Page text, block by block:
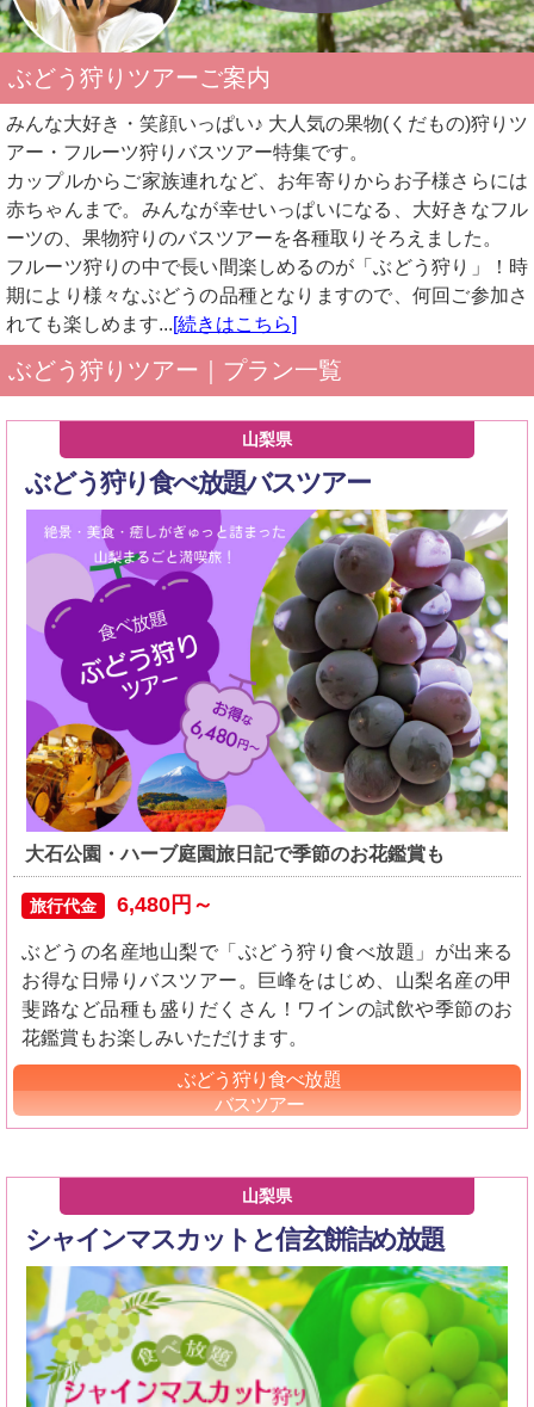
ぶどう狩りツアーご案内
みんな大好き・笑顔いっぱい♪ 大人気の果物(くだもの)狩りツ
アー・フルーツ狩りバスツアー特集です。
カップルからご家族連れなど、お年寄りからお子様さらには
赤ちゃんまで。みんなが幸せいっぱいになる、大好きなフル
ーツの、果物狩りのバスツアーを各種取りそろえました。
フルーツ狩りの中で長い間楽しめるのが「ぶどう狩り」！時
期により様々なぶどうの品種となりますので、何回ご参加さ
れても楽しめます...[続きはこちら]
ぶどう狩りツアー｜プラン一覧
山梨県
ぶどう狩り食べ放題バスツアー
大石公園・ハーブ庭園旅日記で季節のお花鑑賞も
旅行代金 6,480円～
ぶどうの名産地山梨で「ぶどう狩り食べ放題」が出来る
お得な日帰りバスツアー。巨峰をはじめ、山梨名産の甲
斐路など品種も盛りだくさん！ワインの試飲や季節のお
花鑑賞もお楽しみいただけます。
ぶどう狩り食べ放題
バスツアー
山梨県
シャインマスカットと信玄餅詰め放題